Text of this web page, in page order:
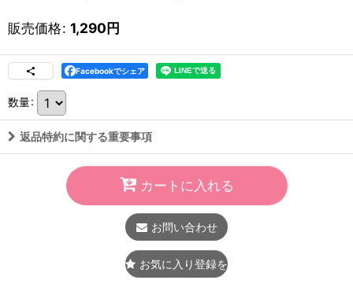
販売価格: 1,290円
Facebookでシェア
数量:
返品特約に関する重要事項
カートに入れる
お問い合わせ
お気に入り登録をする